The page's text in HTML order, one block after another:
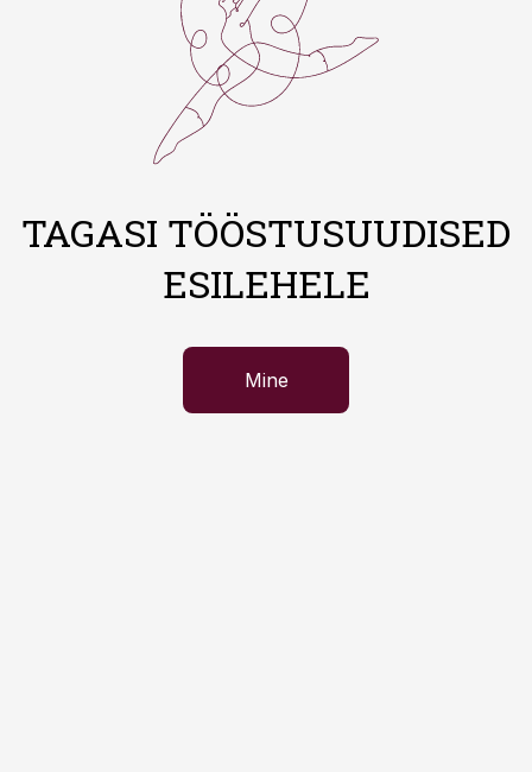
TAGASI TÖÖSTUSUUDISED
ESILEHELE
Mine